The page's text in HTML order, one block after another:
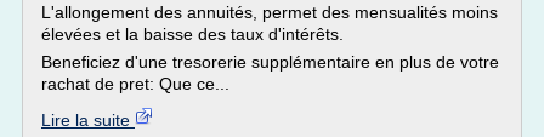
L'allongement des annuités, permet des mensualités moins
élevées et la baisse des taux d'intérêts.
Beneficiez d'une tresorerie supplémentaire en plus de votre
rachat de pret: Que ce...
Lire la suite